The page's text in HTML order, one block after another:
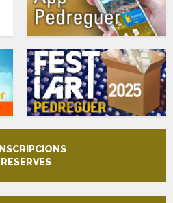
INSCRIPCIONS
I RESERVES